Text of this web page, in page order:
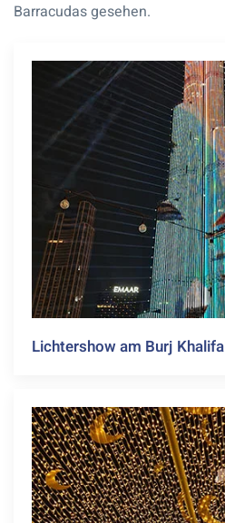
Barracudas gesehen.
Lichtershow am Burj Khalifa